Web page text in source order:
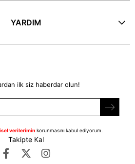
YARDIM
ilk siz haberdar olun!
verilerimin korunmasını kabul ediyorum.
Takipte Kal